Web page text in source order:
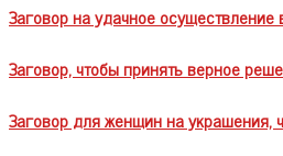
Заговор на удачное
Заговор, чтобы принять верное
Заговор для женщин на украшения,